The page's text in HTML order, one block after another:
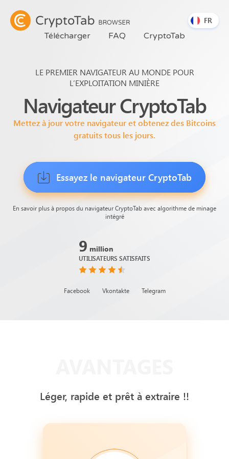
FR
Télécharger FAQ CryptoTab
LE PREMIER NAVIGATEUR AU MONDE POUR
L’EXPLOITATION MINIÈRE
NavigateurCryptoTab
Mettez à jour votre navigateur et obtenez des Bitcoins
gratuits tous les jours.
Essayez le navigateur CryptoTab
En savoir plus à propos du navigateur CryptoTab avec algorithme de minage
intégré
9 million
UTILISATEURS SATISFAITS
Facebook Vkontakte Telegram
Léger, rapide et prêt à extraire !!